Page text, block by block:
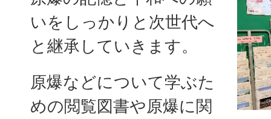
いをしっかりと次世代へ
と継承していきます。
原爆などについて学ぶた
めの閲覧図書や原爆に関